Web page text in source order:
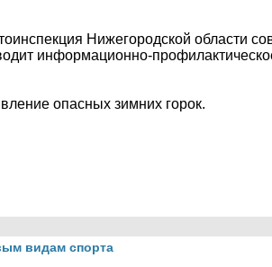
Нижегородской области
информационно-
опасных зимних горок.
видам спорта